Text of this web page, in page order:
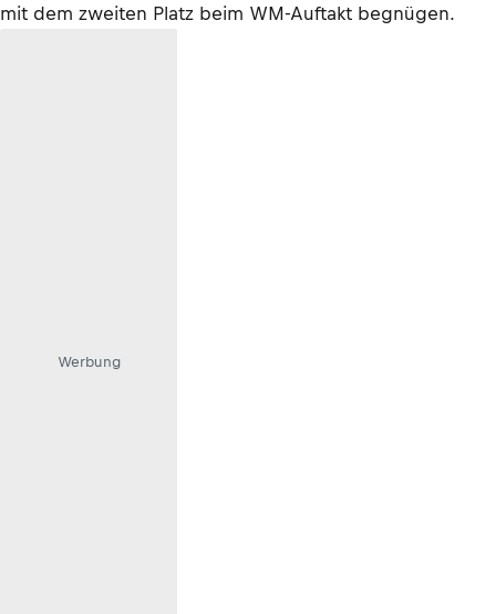
mit dem zweiten Platz beim WM-Auftakt begnügen.
Werbung